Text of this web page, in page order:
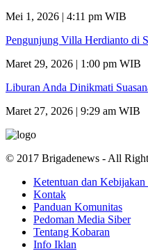
Mei 1, 2026 | 4:11 pm WIB
Pengunjung Villa Herdianto di
Maret 29, 2026 | 1:00 pm WIB
Liburan Anda Dinikmati
Maret 27, 2026 | 9:29 am WIB
© 2017 Brigadenews - All
Ketentuan dan
Kontak
Panduan Komunitas
Pedoman Media Siber
Tentang Kobaran
Info Iklan